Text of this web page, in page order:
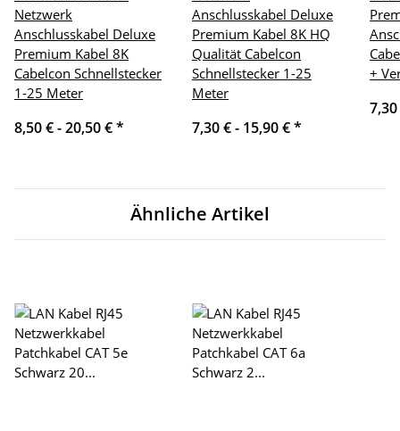
Netzwerk
Anschlusskabel Deluxe
Premium Kabel 8K
Cabelcon Schnellstecker
1-25 Meter
8,50 € -20,50 €*
Anschlusskabel Deluxe
Premium Kabel 8K HQ
Qualität Cabelcon
Schnellstecker 1-25
Meter
7,30 € - 15,90 €*
+
Ähnliche Artikel